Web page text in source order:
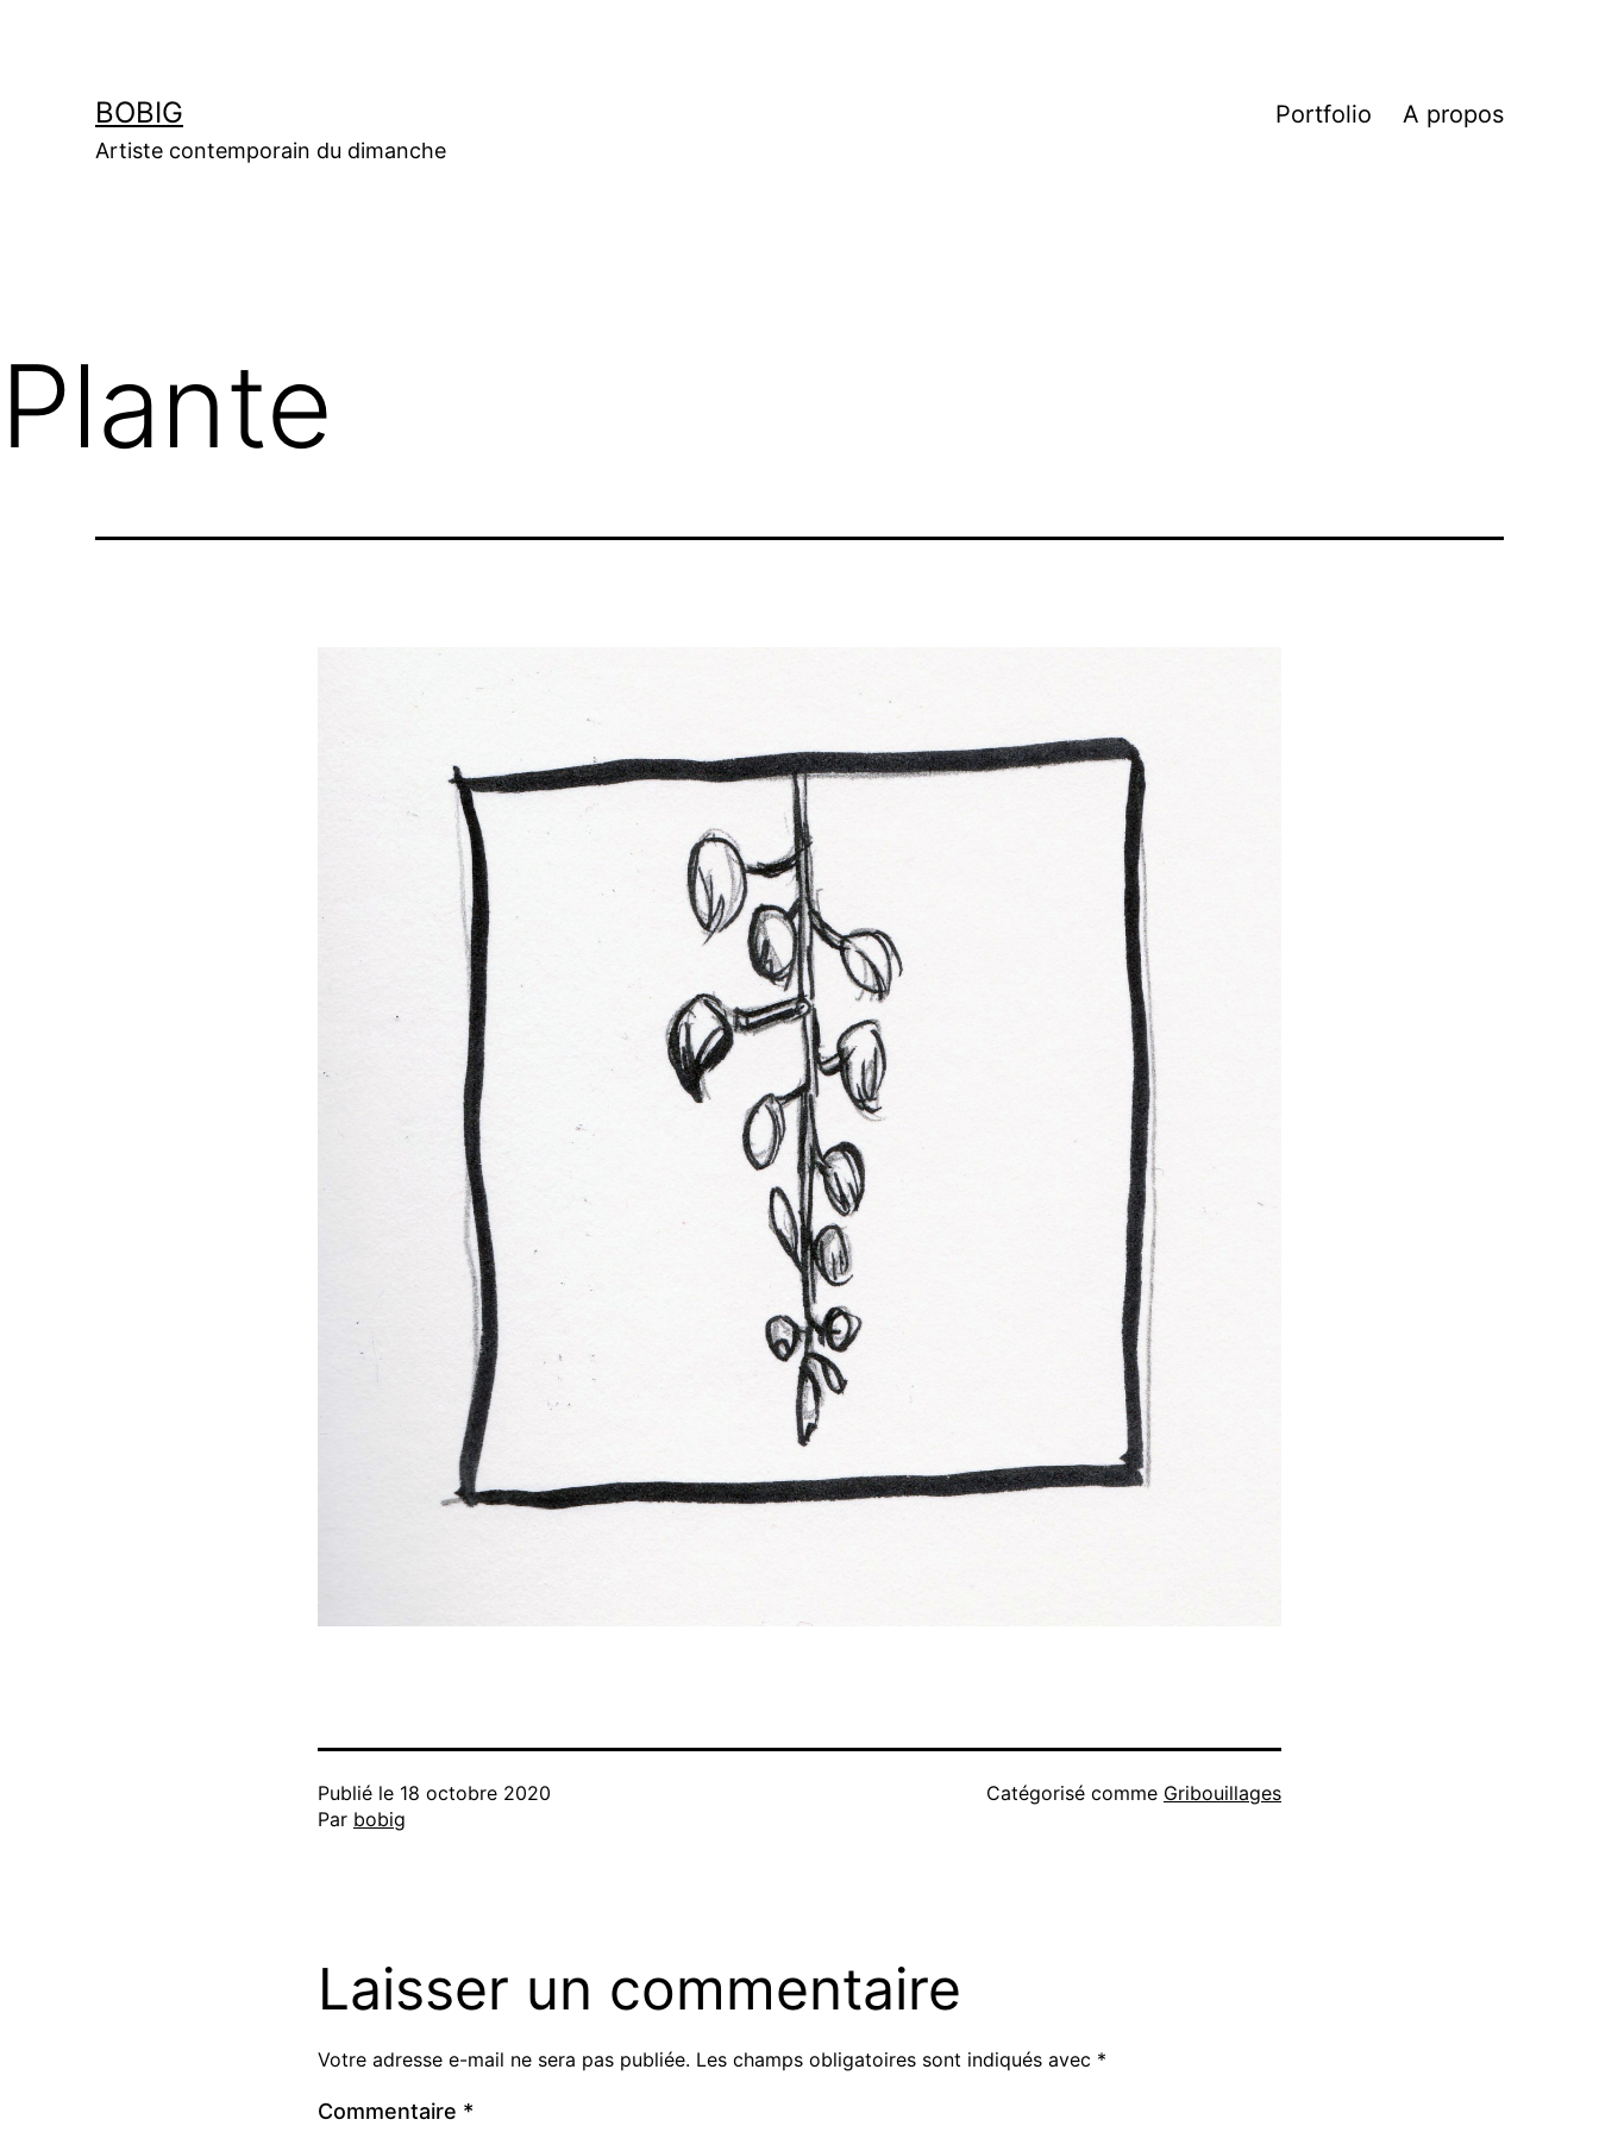
BOBIG
Artiste contemporain du dimanche
Portfolio A propos
Plante
Publié le 18 octobre 2020
Par bobig
Catégorisé comme Gribouillages
Laisser un commentaire
Votre adresse e-mail ne sera pas publiée. Les champs obligatoires sont indiqués avec *
Commentaire *